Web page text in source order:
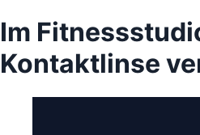
Im
Kontaktlinse